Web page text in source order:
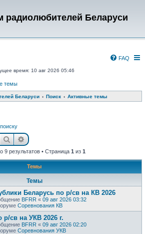
радиолюбителей Беларуси
FAQ
время: 10 авг 2026 05:46
темы
Беларуси Поиск Активные темы
ПоискРасширенный поиск
9 результатов • Страница 1 из 1
Темы
Темы
Беларусь по р/св на КВ 2026
BFRR « 09 авг 2026 03:32
Соревнования КВ
р/св на УКВ 2026 г.
BFRR « 09 авг 2026 02:20
Соревнования УКВ